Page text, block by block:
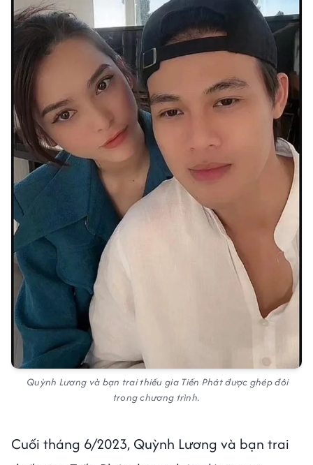
Quỳnh Lương và bạn trai thiếu gia Tiến Phát được ghép đôi
trong chương trình.
Cuối tháng 6/2023, Quỳnh Lương và bạn trai